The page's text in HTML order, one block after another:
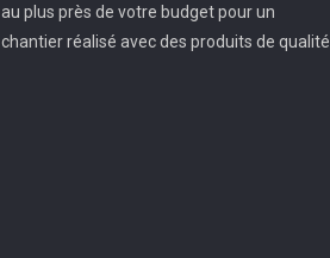
au plus près de votre budget pour un
chantier réalisé avec des produits de qualité.